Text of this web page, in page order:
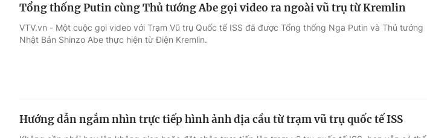
Tổng thống Putin cùng Thủ tướng Abe gọi video ra ngoài vũ trụ từ Kremlin
VTV.vn - Một cuộc gọi video với Trạm Vũ trụ Quốc tế ISS đã được Tổng thống Nga Putin và Thủ tướng
Nhật Bản Shinzo Abe thực hiện từ Điện Kremlin.
Hướng dẫn ngắm nhìn trực tiếp hình ảnh địa cầu từ trạm vũ trụ quốc tế ISS